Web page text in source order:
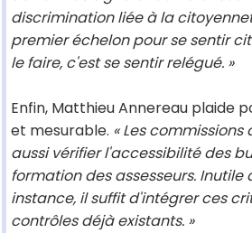
discrimination liée à la
premier échelon pour se sentir
le faire, c'est se sentir relégué. »
Enfin, Matthieu Annereau plaide
et mesurable. « Les
aussi vérifier l'accessibilité des
formation des assesseurs. Inutile
instance, il suffit d'intégrer ces
contrôles déjà existants. »